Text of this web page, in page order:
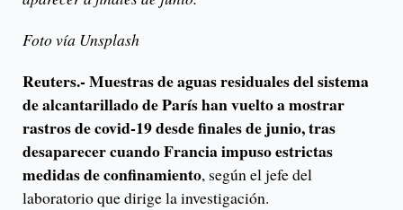
Foto vía Unsplash
Reuters.-Muestras de aguas residuales del sistema
de alcantarillado de París han vuelto a mostrar
rastros de covid-19 desde finales de junio, tras
desaparecer cuando Francia impuso estrictas
medidas de confinamiento, según el jefe del
laboratorio que dirige la investigación.